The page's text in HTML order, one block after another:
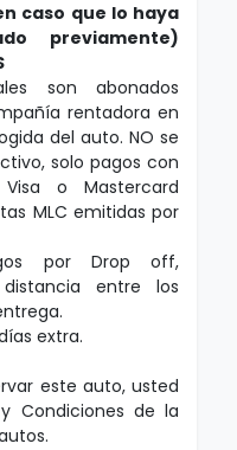
caso que lo haya
previamente)
son abonados
rentadora en
del auto. NO se
solo pagos con
o Mastercard
MLC emitidas por
por Drop off,
entre los
extra.
este auto, usted
Condiciones de la